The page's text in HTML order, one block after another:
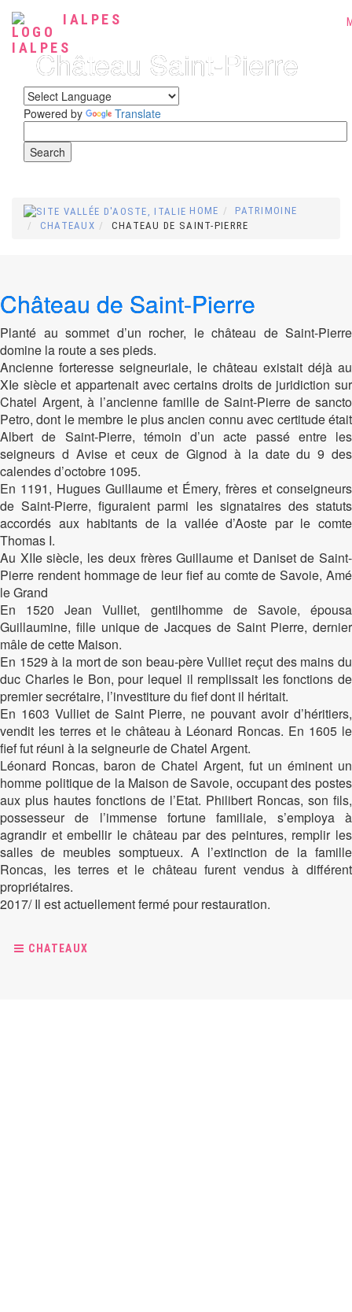
IALPES
Château Saint-Pierre
Powered by Translate
HOME
PATRIMOINE
CHATEAUX
CHATEAU DE SAINT-PIERRE
Château de Saint-Pierre
Planté au sommet d’un rocher, le château de Saint-Pierre
domine la route a ses pieds.
Ancienne forteresse seigneuriale, le château existait déjà au
XIe siècle et appartenait avec certains droits de juridiction sur
Chatel Argent, à l’ancienne famille de Saint-Pierre de sancto
Petro, dont le membre le plus ancien connu avec certitude était
Albert de Saint-Pierre, témoin d’un acte passé entre les
seigneurs d Avise et ceux de Gignod à la date du 9 des
calendes d’octobre 1095.
En 1191, Hugues Guillaume et Émery, frères et conseigneurs
de Saint-Pierre, figuraient parmi les signataires des statuts
accordés aux habitants de la vallée d’Aoste par le comte
Thomas I.
Au XIIe siècle, les deux frères Guillaume et Daniset de Saint-
Pierre rendent hommage de leur fief au comte de Savoie, Amé
le Grand
En 1520 Jean Vulliet, gentilhomme de Savoie, épousa
Guillaumine, fille unique de Jacques de Saint Pierre, dernier
mâle de cette Maison.
En 1529 à la mort de son beau-père Vulliet reçut des mains du
duc Charles le Bon, pour lequel il remplissait les fonctions de
premier secrétaire, l’investiture du fief dont il héritait.
En 1603 Vulliet de Saint Pierre, ne pouvant avoir d’héritiers,
vendit les terres et le château à Léonard Roncas. En 1605 le
fief fut réuni à la seigneurie de Chatel Argent.
Léonard Roncas, baron de Chatel Argent, fut un éminent un
homme politique de la Maison de Savoie, occupant des postes
aux plus hautes fonctions de l’Etat. Philibert Roncas, son fils,
possesseur de l’immense fortune familiale, s’employa à
agrandir et embellir le château par des peintures, remplir les
salles de meubles somptueux. A l’extinction de la famille
Roncas, les terres et le château furent vendus à différent
propriétaires.
2017/ Il est actuellement fermé pour restauration.
CHATEAUX